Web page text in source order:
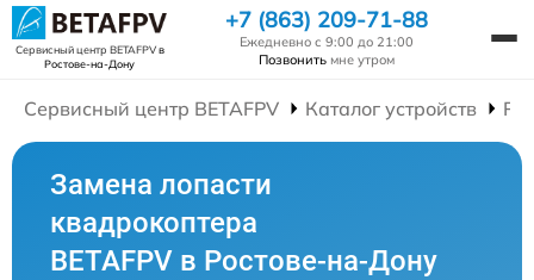
Сервисный центр BETAFPVв
Ростове-на-Дону
+7 (863) 209-71-88
Ежедневно с 9:00 до 21:00
Позвонить мне утром
Сервисный центр BETAFPV Каталог устройств
Замена лопасти
квадрокоптера
BETAFPV в Ростове-на-Дону